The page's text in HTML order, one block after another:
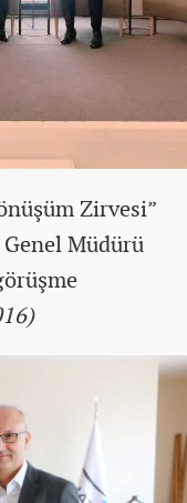
Zirvesi”
Müdürü